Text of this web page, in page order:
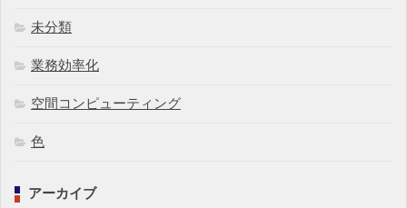
未分類
業務効率化
空間コンピューティング
色
アーカイブ